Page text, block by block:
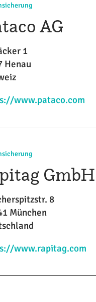
AG
1
Henau
www.pataco.com
GmbH
8
München
www.rapitag.com